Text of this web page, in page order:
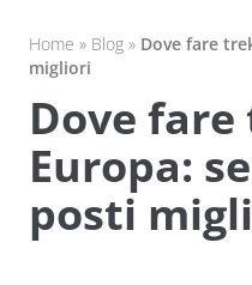
Home » Blog » Dove fare
migliori
Dove
Europa:
posti